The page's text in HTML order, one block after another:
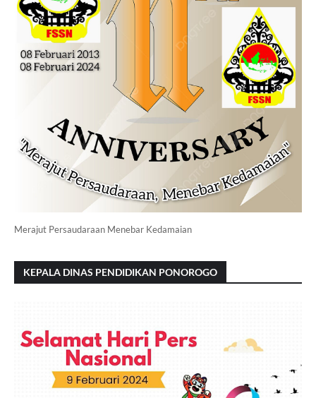
Merajut Persaudaraan Menebar Kedamaian
KEPALA DINAS PENDIDIKAN PONOROGO